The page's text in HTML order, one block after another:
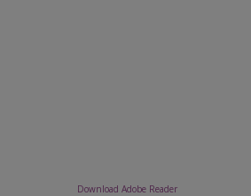
Download Adobe Reader